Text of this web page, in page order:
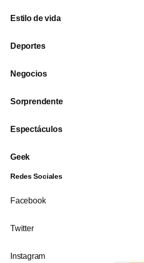
Estilo de vida
Deportes
Negocios
Sorprendente
Espectáculos
Geek
Redes Sociales
Facebook
Twitter
Instagram